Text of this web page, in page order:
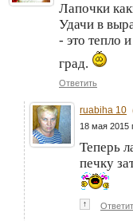
Лапочки
Удачи в
- это тепло
град.
Ответить
ruabiha 10
18 мая 2015
Теперь
печку
↑